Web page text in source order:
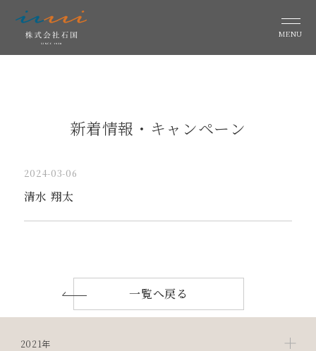
MENU
新着情報・キャンペーン
2024-03-06
清水 翔太
一覧へ戻る
2021年